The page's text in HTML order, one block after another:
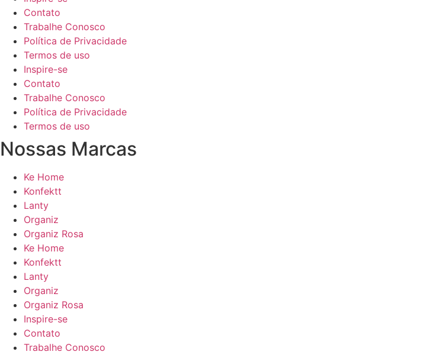
Contato
Trabalhe Conosco
Política de Privacidade
Termos de uso
Inspire-se
Contato
Trabalhe Conosco
Política de Privacidade
Termos de uso
Nossas Marcas
Ke Home
Konfektt
Lanty
Organiz
Organiz Rosa
Ke Home
Konfektt
Lanty
Organiz
Organiz Rosa
Inspire-se
Contato
Trabalhe Conosco